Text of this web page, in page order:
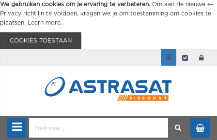
We gebruiken cookies om je ervaring te verbeteren. Om aan de nieuwe e-
Privacy richtlijn te voldoen, vragen we je om toestemming om cookies te
plaatsen.
Learn more.
COOKIES TOESTAAN